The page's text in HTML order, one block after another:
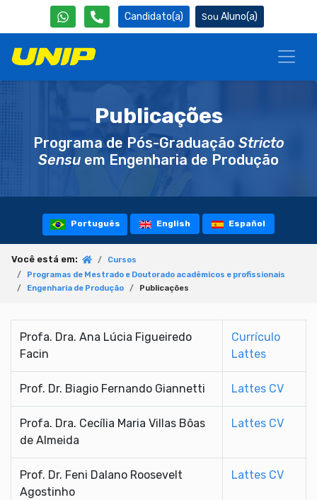
Candidato(a) Aluno(a)
Publicações
Programa de Pós-Graduação Stricto
Sensu em Engenharia de Produção
Português English Español
Você está em:
Cursos
Programas de Mestrado e Doutorado acadêmicos e profissionais
Engenharia de Produção
Publicações
Profa. Dra. Ana Lúcia Figueiredo
Facin
Currículo
Lattes
Prof. Dr. Biagio Fernando Giannetti Lattes CV
Profa. Dra. Cecília Maria Villas Bôas
de Almeida
Lattes CV
Prof. Dr. Feni Dalano Roosevelt
Agostinho
Lattes CV